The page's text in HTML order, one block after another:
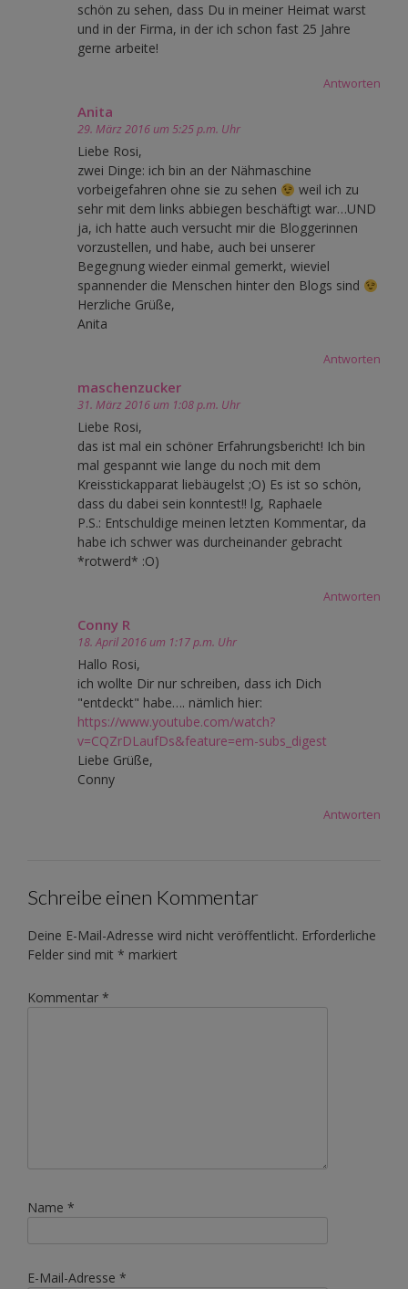
schön zu sehen, dass Du in meiner Heimat warst
und in der Firma, in der ich schon fast 25 Jahre
gerne arbeite!
Antworten
Anita
29. März 2016 um 5:25 p.m. Uhr
Liebe Rosi,
zwei Dinge: ich bin an der Nähmaschine
vorbeigefahren ohne sie zu sehen
weil ich zu
sehr mit dem links abbiegen beschäftigt war…UND
ja, ich hatte auch versucht mir die Bloggerinnen
vorzustellen, und habe, auch bei unserer
Begegnung wieder einmal gemerkt, wieviel
spannender die Menschen hinter den Blogs sind
Herzliche Grüße,
Anita
Antworten
maschenzucker
31. März 2016 um 1:08 p.m. Uhr
Liebe Rosi,
das ist mal ein schöner Erfahrungsbericht! Ich bin
mal gespannt wie lange du noch mit dem
Kreisstickapparat liebäugelst ;O) Es ist so schön,
dass du dabei sein konntest!! lg, Raphaele
P.S.: Entschuldige meinen letzten Kommentar, da
habe ich schwer was durcheinander gebracht
*rotwerd* :O)
Antworten
Conny R
18. April 2016 um 1:17 p.m. Uhr
Hallo Rosi,
ich wollte Dir nur schreiben, dass ich Dich
"entdeckt" habe…. nämlich hier:
https://www.youtube.com/watch?
v=CQZrDLaufDs&feature=em-subs_digest
Liebe Grüße,
Conny
Antworten
Schreibe einen Kommentar
Deine E-Mail-Adresse wird nicht veröffentlicht. Erforderliche
Felder sind mit * markiert
Kommentar *
Name *
E-Mail-Adresse *